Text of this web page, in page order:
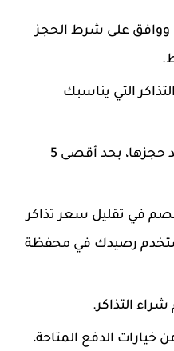
ووافق على شرط الحجز
التي يناسبك
حدد عدد المقاعد التي تريد حجزها، بحد أقصى 5
في تقليل سعر تذاكر
استخدم رصيدك في محفظة
التذاكر.
خيارات الدفع المتاحة،